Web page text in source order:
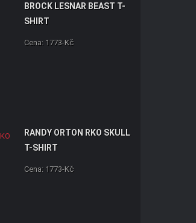
BROCK LESNAR BEAST T-
SHIRT
Cena: 1773-Kč
RANDY ORTON RKO SKULL
T-SHIRT
Cena: 1773-Kč